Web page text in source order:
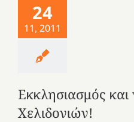
24
11, 2011
Εκκλησιασμός και
Χελιδονιών!